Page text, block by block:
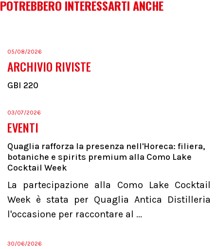
POTREBBERO INTERESSARTI ANCHE
05/08/2026
ARCHIVIO RIVISTE
GBI 220
03/07/2026
EVENTI
Quaglia rafforza la presenza nell'Horeca: filiera,
botaniche e spirits premium alla Como Lake
Cocktail Week
La partecipazione alla Como Lake Cocktail
Week è stata per Quaglia Antica Distilleria
l'occasione per raccontare al ...
30/06/2026